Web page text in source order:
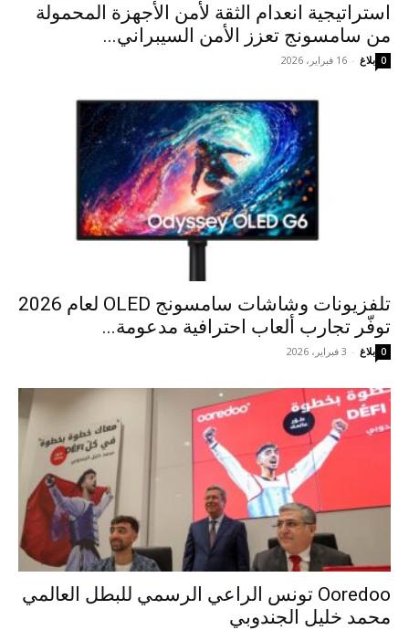
استراتيجية انعدام الثقة لأمن الأجهزة المحمولة
من سامسونج تعزز الأمن السيبراني...
بلاغ - 16 فبراير، 2026 0
تلفزيونات وشاشات سامسونج OLED لعام 2026
توفّر تجارب ألعاب احترافية مدعومة...
بلاغ - 3 فبراير، 2026 0
Ooredoo تونس الراعي الرسمي للبطل العالمي
محمد خليل الجندوبي